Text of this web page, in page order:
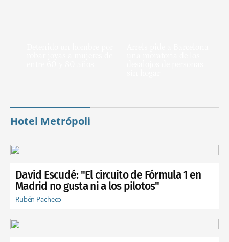
Hotel Metrópoli
David Escudé: "El circuito de Fórmula 1 en
Madrid no gusta ni a los pilotos"
Rubén Pacheco